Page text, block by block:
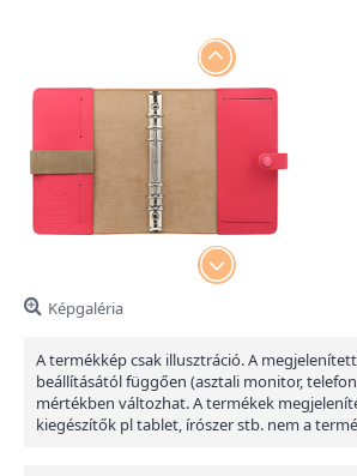
Képgaléria
A termékkép csak illusztráció. A
beállításától függően (asztali monitor,
mértékben változhat. A termékek
kiegészítők pl tablet, írószer stb. nem a